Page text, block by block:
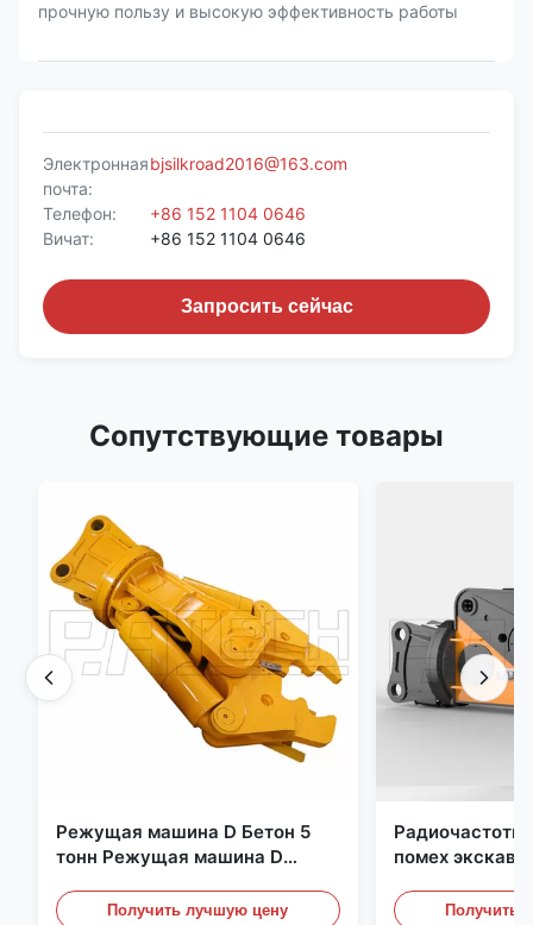
прочную пользу и высокую эффективность работы
Электронная
почта:
bjsilkroad2016@163.com
Телефон:
+86 152 1104 0646
Вичат:
+86 152 1104 0646
Запросить сейчас
Сопутствующие товары
Режущая машина D Бетон 5
тонн Режущая машина D
Получить лучшую цену
помех
Получить